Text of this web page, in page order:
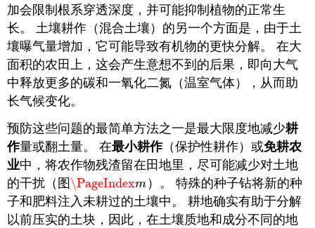
加会限制根系穿透深度，并可能抑制植物的正常生
长。 土壤耕作（混合土壤）的另一个方面是，由于土
壤曝气量增加，它可能导致有机物的更快分解。 在大
面积的农田上，这会产生意想不到的后果，即向大气
中释放更多的碳和一氧化二氮（温室气体），从而助
长气候变化。
预防这些问题的最简单方法之一是最大限度地减少耕
作量或翻土量。 在最小耕作（保护性耕作）或免耕农
业中，将农作物残渣留在田地里，尽可能减少对土地
的干扰（图 \PageIndexm
\PageIndexm ）。 特殊的种子钻将新的种
子和肥料注入未耕过的土壤中。 耕地确实有助于分解
以前压实的土块，因此，在土壤质地和成分不同的地